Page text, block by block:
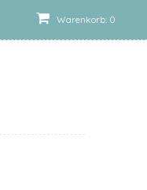
Warenkorb: 0